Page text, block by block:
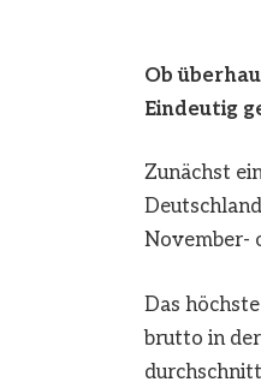
Ob
Eindeutig
Zunächst
November-
Das
brutto in